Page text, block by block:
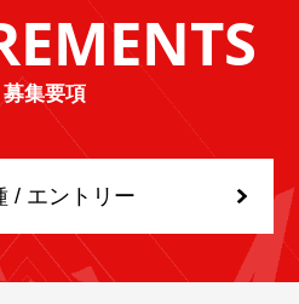
募集要項
/ エントリー